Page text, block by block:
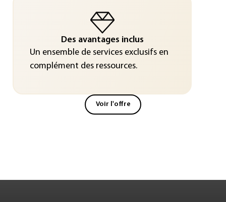
Des avantages inclus
Un ensemble de services exclusifs en
complément des ressources.
Voir l'offre